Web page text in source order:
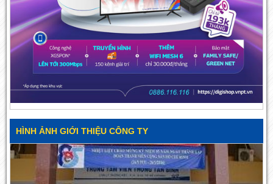
HÌNH ẢNH GIỚI THIỆU CÔNG TY